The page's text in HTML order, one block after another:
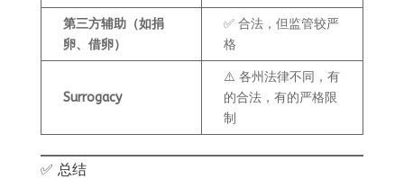
第三方辅助（如捐
卵、借卵）
✅ 合法，但监管较严
格
Surrogacy
⚠️ 各州法律不同，有
的合法，有的严格限
制
✅ 总结